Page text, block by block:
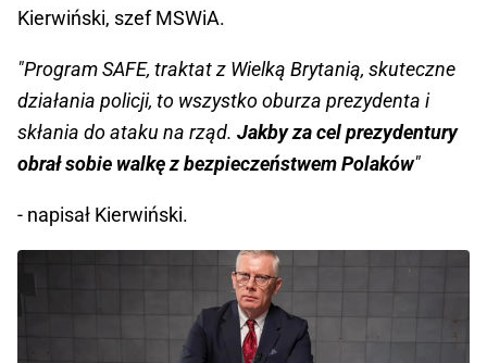
Kierwiński, szef MSWiA.
"Program SAFE, traktat z Wielką Brytanią, skuteczne
działania policji, to wszystko oburza prezydenta i
skłania do ataku na rząd. Jakby za cel prezydentury
obrał sobie walkę z bezpieczeństwem Polaków"
- napisał Kierwiński.